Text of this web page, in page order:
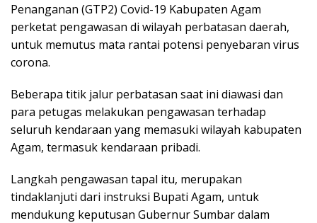
Penanganan (GTP2) Covid-19 Kabupaten Agam
perketat pengawasan di wilayah perbatasan daerah,
untuk memutus mata rantai potensi penyebaran virus
corona.
Beberapa titik jalur perbatasan saat ini diawasi dan
para petugas melakukan pengawasan terhadap
seluruh kendaraan yang memasuki wilayah kabupaten
Agam, termasuk kendaraan pribadi.
Langkah pengawasan tapal itu, merupakan
tindaklanjuti dari instruksi Bupati Agam, untuk
mendukung keputusan Gubernur Sumbar dalam